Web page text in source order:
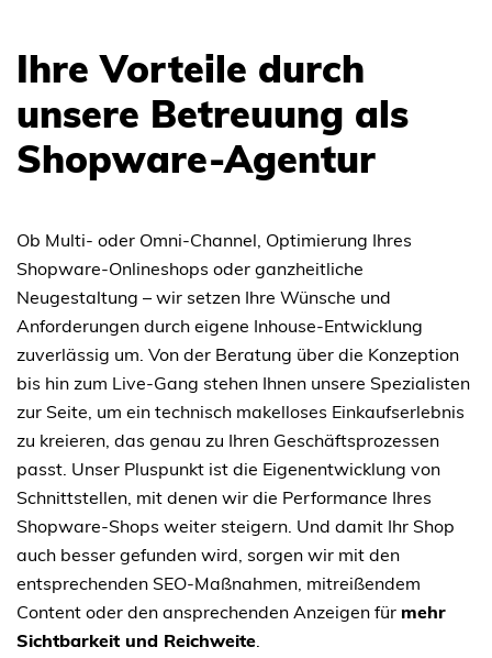
Ihre Vorteile durch
unsere Betreuung als
Shopware-Agentur
Ob Multi- oder Omni-Channel, Optimierung Ihres
Shopware-Onlineshops oder ganzheitliche
Neugestaltung – wir setzen Ihre Wünsche und
Anforderungen durch eigene Inhouse-Entwicklung
zuverlässig um. Von der Beratung über die Konzeption
bis hin zum Live-Gang stehen Ihnen unsere Spezialisten
zur Seite, um ein technisch makelloses Einkaufserlebnis
zu kreieren, das genau zu Ihren Geschäftsprozessen
passt. Unser Pluspunkt ist die Eigenentwicklung von
Schnittstellen, mit denen wir die Performance Ihres
Shopware-Shops weiter steigern. Und damit Ihr Shop
auch besser gefunden wird, sorgen wir mit den
entsprechenden SEO-Maßnahmen, mitreißendem
Content oder den ansprechenden Anzeigen für mehr
Sichtbarkeit und Reichweite.